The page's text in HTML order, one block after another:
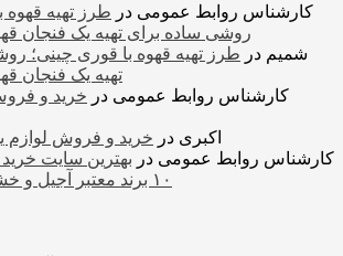
کارشناس روابط عمومی در طرز تهیه قهوه
روشی ساده برای تهیه یک فنجان
شمیم در طرز تهیه قهوه با قوری چینی؛
تهیه یک فنجان
کارشناس روابط عمومی در خرید و
اکبری در خرید و فروش لوازم
کارشناس روابط عمومی در بهترین سایت
۱۰ برند معتبر آجیل و خشکبار در ایران